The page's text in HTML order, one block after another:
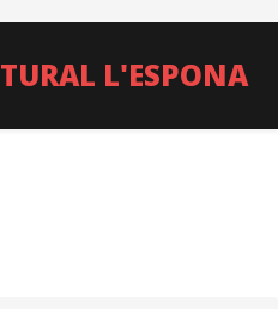
L'ESPONA